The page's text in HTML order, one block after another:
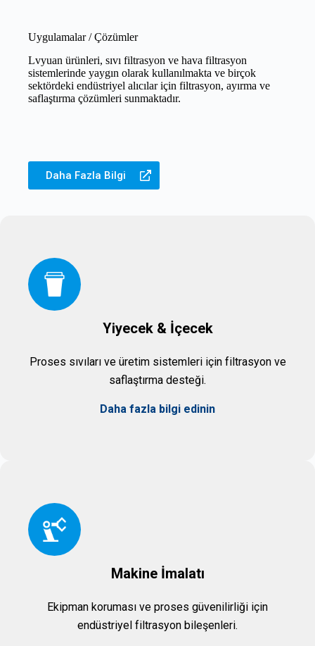
Uygulamalar / Çözümler
Lvyuan ürünleri, sıvı filtrasyon ve hava filtrasyon
sistemlerinde yaygın olarak kullanılmakta ve birçok
sektördeki endüstriyel alıcılar için filtrasyon, ayırma ve
saflaştırma çözümleri sunmaktadır.
Daha Fazla Bilgi
Yiyecek & İçecek
Proses sıvıları ve üretim sistemleri için filtrasyon ve
saflaştırma desteği.
Daha fazla bilgi edinin
Makine İmalatı
Ekipman koruması ve proses güvenilirliği için
endüstriyel filtrasyon bileşenleri.